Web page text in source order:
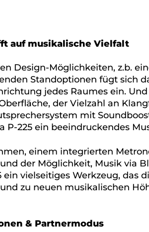
auf musikalische Vielfalt
Design-Möglichkeiten, z.b.
Standoptionen fügt sich
jedes Raumes ein.
der Vielzahl an
mit
P-225 ein beeindruckendes
einem integrierten
der Möglichkeit, Musik via
ein vielseitiges Werkzeug, das
zu neuen musikalischen
& Partnermodus